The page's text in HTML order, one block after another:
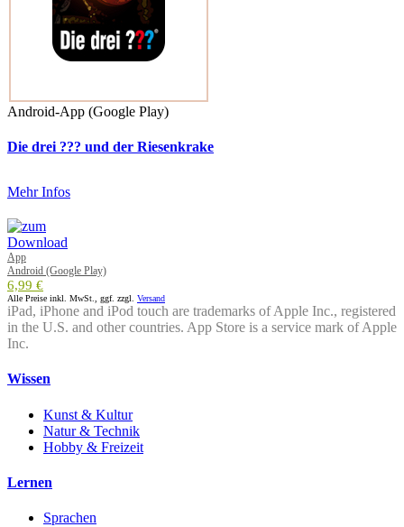
Android-App (Google Play)
Die drei ??? und der Riesenkrake
Mehr Infos
App
Android (Google Play)
6,99 €
Alle Preise inkl. MwSt., ggf. zzgl. Versand
iPad, iPhone and iPod touch are trademarks of Apple Inc., registered
in the U.S. and other countries. App Store is a service mark of Apple
Inc.
Wissen
Kunst & Kultur
Natur & Technik
Hobby & Freizeit
Lernen
Sprachen